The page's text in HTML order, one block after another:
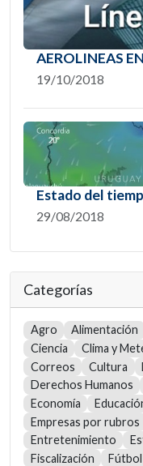
AEROLINEAS
19/10/2018
Estado del
29/08/2018
Categorías
Agro Alimentación
Ciencia
Clima y
Correos
Cultura
Derechos Humanos
Economía
Empresas por rubros
Entretenimiento
Fiscalización
Fútbol